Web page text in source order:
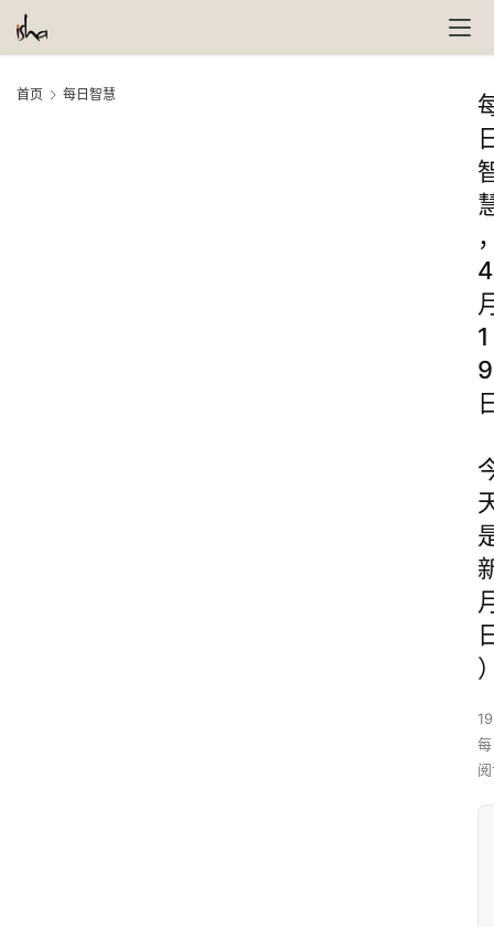
首页 每日智慧
4
1
9